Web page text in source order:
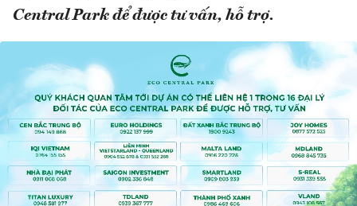
Central Park để được tư vấn, hỗ trợ.